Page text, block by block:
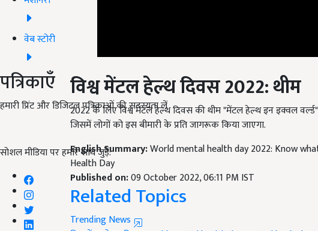
वेब स्टोरी
पत्रिकाएँ
हमारी प्रिंट और डिजिटल पत्रिकाओं की सदस्यता लें
सोशल मीडिया पर हमारे साथ जुड़ें:
विश्व मेंटल हेल्थ दिवस 2022: थीम
2022 के लिए विश्व मेंटल हेल्थ दिवस की थीम "मेंटल हेल्थ इन इक्वल
जिसमें लोगों को इस बीमारी के प्रति जागरूक किया जाएगा.
World mental health day 2022: Know
Health Day
Published on:
Related Topics
Trending News
विश्व मेंटल हेल्थ दिवस